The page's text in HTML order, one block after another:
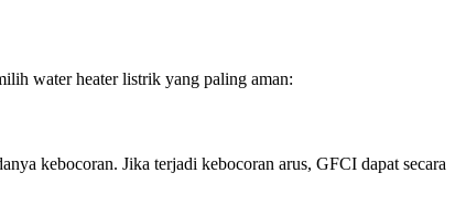
water heater listrik yang paling aman:
kebocoran. Jika terjadi kebocoran arus, GFCI dapat secara